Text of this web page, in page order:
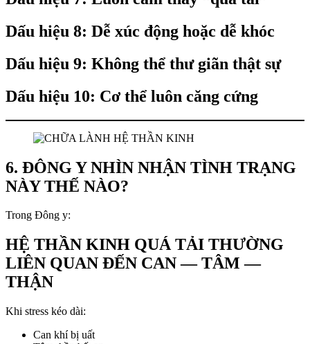
Dấu hiệu 8: Dễ xúc động hoặc dễ khóc
Dấu hiệu 9: Không thể thư giãn thật sự
Dấu hiệu 10: Cơ thể luôn căng cứng
6. ĐÔNG Y NHÌN NHẬN TÌNH TRẠNG
NÀY THẾ NÀO?
Trong Đông y:
HỆ THẦN KINH QUÁ TẢI THƯỜNG
LIÊN QUAN ĐẾN CAN — TÂM —
THẬN
Khi stress kéo dài:
Can khí bị uất